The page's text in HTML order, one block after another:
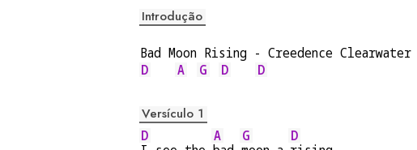
Introdução
Bad Moon Rising - Creedence
D
A G D D
Versículo 1
D
A
G
D